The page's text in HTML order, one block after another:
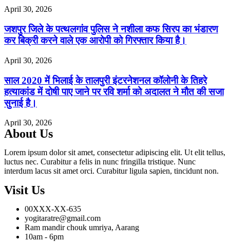
April 30, 2026
जशपुर जिले के पत्थलगांव पुलिस ने नशीला कफ सिरप का भंडारण
कर बिक्री करने वाले एक आरोपी को गिरफ्तार किया है।
April 30, 2026
साल 2020 में भिलाई के तालपुरी इंटरनेशनल कॉलोनी के तिहरे
हत्याकांड में दोषी पाए जाने पर रवि शर्मा को अदालत ने मौत की सजा
सुनाई है।
April 30, 2026
About Us
Lorem ipsum dolor sit amet, consectetur adipiscing elit. Ut elit tellus,
luctus nec. Curabitur a felis in nunc fringilla tristique. Nunc
interdum lacus sit amet orci. Curabitur ligula sapien, tincidunt non.
Visit Us
00XXX-XX-635
yogitaratre@gmail.com
Ram mandir chouk umriya, Aarang
10am - 6pm